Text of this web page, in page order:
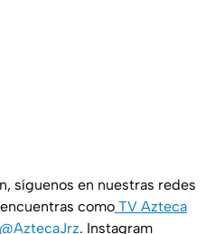
síguenos en nuestras redes
como TV Azteca
@AztecaJrz. Instagram